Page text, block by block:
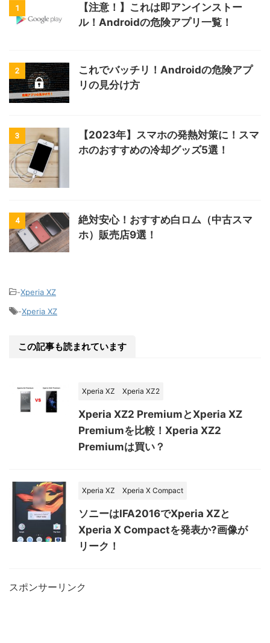
1
【注意！】これは即アンインストー
ル！Androidの危険アプリ一覧！
2
これでバッチリ！Androidの危険アプ
リの見分け方
3
【2023年】スマホの発熱対策に！スマ
ホのおすすめの冷却グッズ5選！
4
絶対安心！おすすめ白ロム（中古スマ
ホ）販売店9選！
-Xperia XZ
-Xperia XZ
この記事も読まれています
Xperia XZ Xperia XZ2
Xperia XZ2 PremiumとXperia XZ
Premiumを比較！Xperia XZ2
Premiumは買い？
Xperia XZ Xperia X Compact
ソニーはIFA2016でXperia XZと
Xperia X Compactを発表か?画像が
リーク！
スポンサーリンク